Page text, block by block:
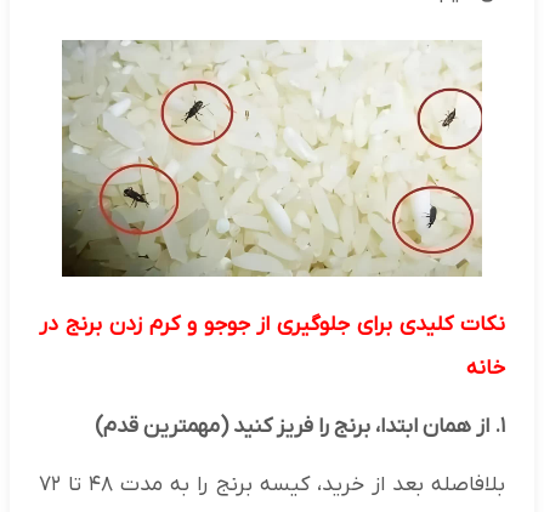
نکات کلیدی برای جلوگیری از جوجو و کرم زدن برنج در
خانه
۱. از همان ابتدا، برنج را فریز کنید (مهمترین قدم)
بلافاصله بعد از خرید، کیسه برنج را به مدت ۴۸ تا ۷۲